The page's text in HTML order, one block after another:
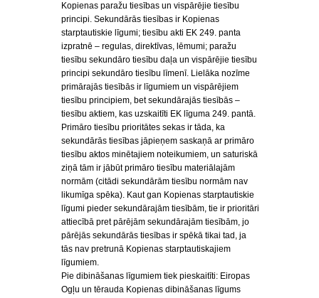
Kopienas paražu tiesības un vispārējie tiesību
principi. Sekundārās tiesības ir Kopienas
starptautiskie līgumi; tiesību akti EK 249. panta
izpratnē – regulas, direktīvas, lēmumi; paražu
tiesību sekundāro tiesību daļa un vispārējie tiesību
principi sekundāro tiesību līmenī. Lielāka nozīme
primārajās tiesībās ir līgumiem un vispārējiem
tiesību principiem, bet sekundārajās tiesībās –
tiesību aktiem, kas uzskaitīti EK līguma 249. pantā.
Primāro tiesību prioritātes sekas ir tāda, ka
sekundārās tiesības jāpieņem saskaņā ar primāro
tiesību aktos minētajiem noteikumiem, un saturiskā
ziņā tām ir jābūt primāro tiesību materiālajām
normām (citādi sekundārām tiesību normām nav
likumīga spēka). Kaut gan Kopienas starptautiskie
līgumi pieder sekundārajām tiesībām, tie ir prioritāri
attiecībā pret pārējām sekundārajām tiesībām, jo
pārējās sekundārās tiesības ir spēkā tikai tad, ja
tās nav pretrunā Kopienas starptautiskajiem
līgumiem.
Pie dibināšanas līgumiem tiek pieskaitīti: Eiropas
Ogļu un tērauda Kopienas dibināšanas līgums